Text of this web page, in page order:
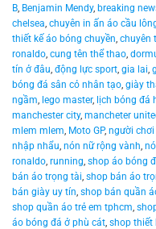
B, Benjamin Mendy, breaking
chelsea, chuyên in ấn áo cầu
thiết kế áo bóng chuyền, chuyên
ronaldo, cung tên thể thao,
tín ở đâu, động lực sport, gia lai,
bóng đá sân cỏ nhân tạo, giày
ngầm, lego master, lịch bóng đá
manchester city, mancheter
mlem mlem, Moto GP, người chơi
nhập nhẩu, nón nữ rộng vành,
ronaldo, running, shop áo bóng
bán áo trọng tài, shop bán áo
bán giày uy tín, shop bán quần
shop quần áo trẻ em tphcm,
áo bóng đá ở phù cát, shop thiết